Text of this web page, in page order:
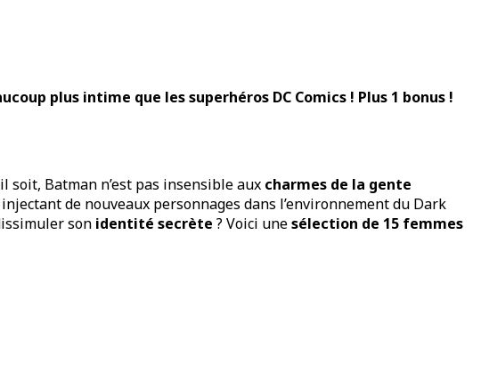
plus intime que les superhéros DC Comics ! Plus 1 bonus !
soit, Batman n’est pas insensible aux charmes de la gente
injectant de nouveaux personnages dans l’environnement du Dark
son identité secrète ? Voici unesélection de 15 femmes